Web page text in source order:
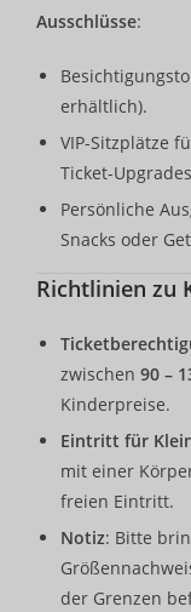
Ausschlüsse:
erhältlich).
VIP-Sitzplätze
Ticket-
Persönliche
Snacks oder
Richtlinien zu
zwischen 90 –
Kinderpreise.
Eintritt für
mit einer
freien Eintritt.
Notiz: Bitte
der Grenzen